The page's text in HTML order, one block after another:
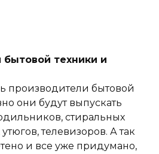
бытовой техники и
производители бытовой
они будут выпускать
стиральных
телевизоров. А так
и все уже придумано,